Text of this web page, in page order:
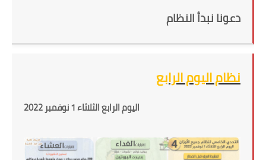
دعونا نبدأ النظام
نظام اليوم الرابع
اليوم الرابع الثلاثاء 1 نوفمبر 2022